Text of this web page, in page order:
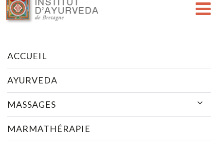
ACCUEIL
AYURVEDA
MASSAGES
MARMATHÉRAPIE